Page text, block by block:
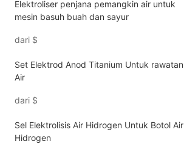
Elektroliser penjana pemangkin air untuk
mesin basuh buah dan sayur
dari $
Set Elektrod Anod Titanium Untuk rawatan
Air
dari $
Sel Elektrolisis Air Hidrogen Untuk Botol Air
Hidrogen